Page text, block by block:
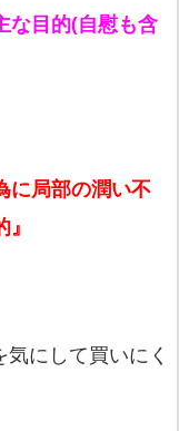
な目的(自慰も含
に局部の潤い不
にして買いにく